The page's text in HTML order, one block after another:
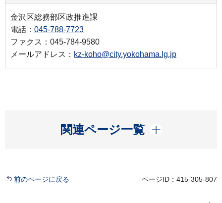
金沢区総務部区政推進課
電話： 045-788-7723
ファクス：045-784-9580
メールアドレス： kz-koho@city.yokohama.lg.jp
関連ページ一覧
開く
前のページに戻る ページID：415-305-807